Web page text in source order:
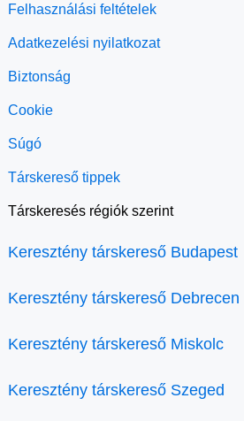
Felhasználási feltételek
Adatkezelési nyilatkozat
Biztonság
Cookie
Súgó
Társkereső tippek
Társkeresés régiók szerint
Keresztény társkereső Budapest
Keresztény társkereső Debrecen
Keresztény társkereső Miskolc
Keresztény társkereső Szeged